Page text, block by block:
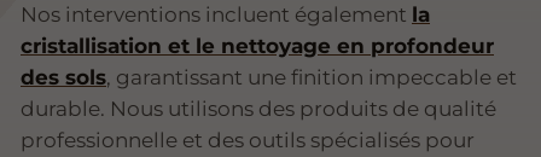
Nos interventions incluent également la
cristallisation et le nettoyage en profondeur
des sols, garantissant une finition impeccable et
durable. Nous utilisons des produits de qualité
professionnelle et des outils spécialisés pour